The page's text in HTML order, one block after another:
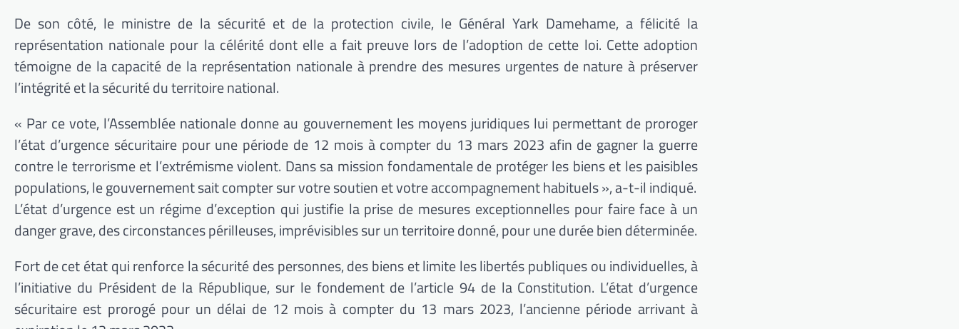
De son côté, le ministre de la sécurité et de la protection civile, le Général Yark Damehame, a félicité la
représentation nationale pour la célérité dont elle a fait preuve lors de l’adoption de cette loi. Cette adoption
témoigne de la capacité de la représentation nationale à prendre des mesures urgentes de nature à préserver
l’intégrité et la sécurité du territoire national.
« Par ce vote, l’Assemblée nationale donne au gouvernement les moyens juridiques lui permettant de proroger
l’état d’urgence sécuritaire pour une période de 12 mois à compter du 13 mars 2023 afin de gagner la guerre
contre le terrorisme et l’extrémisme violent. Dans sa mission fondamentale de protéger les biens et les paisibles
populations, le gouvernement sait compter sur votre soutien et votre accompagnement habituels », a-t-il indiqué.
L’état d’urgence est un régime d’exception qui justifie la prise de mesures exceptionnelles pour faire face à un
danger grave, des circonstances périlleuses, imprévisibles sur un territoire donné, pour une durée bien déterminée.
Fort de cet état qui renforce la sécurité des personnes, des biens et limite les libertés publiques ou individuelles, à
l’initiative du Président de la République, sur le fondement de l’article 94 de la Constitution. L’état d’urgence
sécuritaire est prorogé pour un délai de 12 mois à compter du 13 mars 2023, l’ancienne période arrivant à